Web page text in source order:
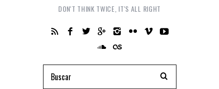
DON'T THINK TWICE, IT'S ALL RIGHT